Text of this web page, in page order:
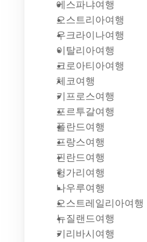
에스파냐여행
오스트리아여행
우크라이나여행
이탈리아여행
크로아티아여행
체코여행
키프로스여행
포르투갈여행
폴란드여행
프랑스여행
핀란드여행
헝가리여행
나우루여행
오스트레일리아여행
뉴질랜드여행
키리바시여행